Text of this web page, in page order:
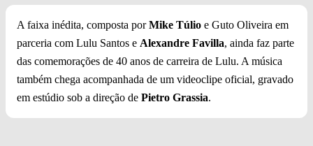
A faixa inédita, composta porMike Túlio e Guto Oliveira em
parceria com Lulu Santos e Alexandre Favilla, ainda faz parte
das comemorações de 40 anos de carreira de Lulu. A música
também chega acompanhada de um videoclipe oficial, gravado
em estúdio sob a direção de Pietro Grassia.